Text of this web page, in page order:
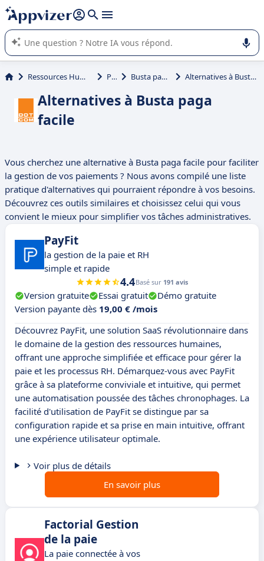
répondre (plusieurs lignes avec
L'IA de Appvizer vous guide dans l'utilisation ou la sélection de
logiciel SaaS en entreprise.
Ressources Humaines (RH) Paie Busta paga facile Alternatives à Busta paga facile
Alternatives à Busta paga
facile
Vous cherchez une alternative à Busta paga facile pour faciliter
la gestion de vos paiements ? Nous avons compilé une liste
pratique d'alternatives qui pourraient répondre à vos besoins.
Découvrez ces outils similaires et choisissez celui qui vous
convient le mieux pour simplifier vos tâches administratives.
PayFit
la gestion de la paie et RH
simple et rapide
4.4Basé sur 191 avis
Version gratuite Essai gratuit
Démo gratuite
Version payante dès 19,00 € /mois
Découvrez PayFit, une solution SaaS révolutionnaire dans
le domaine de la gestion des ressources humaines,
offrant une approche simplifiée et efficace pour gérer la
paie et les processus RH. Démarquez-vous avec PayFit
grâce à sa plateforme conviviale et intuitive, qui permet
une automatisation poussée des tâches chronophages. La
facilité d'utilisation de PayFit se distingue par sa
configuration rapide et sa prise en main intuitive, offrant
une expérience utilisateur optimale.
Voir plus de détails
En savoir plus
Factorial Gestion
de la paie
La paie connectée à vos